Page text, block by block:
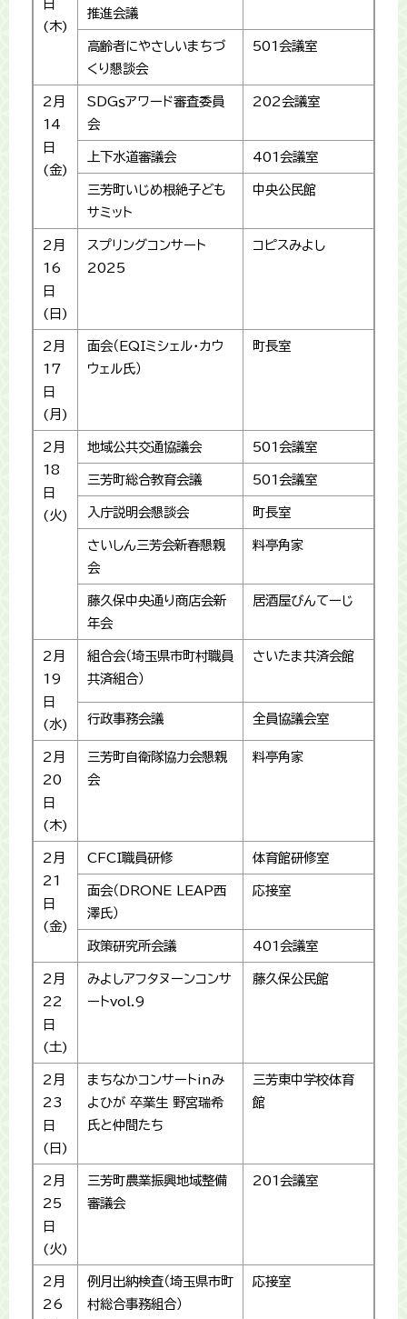
日
(木)
推進会議
高齢者にやさしいまちづ
くり懇談会
501会議室
2月
14
日
(金)
SDGｓアワード審査委員
会
202会議室
上下水道審議会 401会議室
三芳町いじめ根絶子ども
サミット
中央公民館
2月
16
日
(日)
スプリングコンサート
2025
コピスみよし
2月
17
日
(月)
面会（EQIミシェル・カウ
ウェル氏）
町長室
2月
18
日
(火)
地域公共交通協議会 501会議室
三芳町総合教育会議 501会議室
入庁説明会懇談会 町長室
さいしん三芳会新春懇親
会
料亭角家
藤久保中央通り商店会新
年会
居酒屋びんてーじ
2月
19
日
(水)
組合会（埼玉県市町村職員
共済組合）
さいたま共済会館
行政事務会議 全員協議会室
2月
20
日
(木)
三芳町自衛隊協力会懇親
会
料亭角家
2月
21
日
(金)
CFCI職員研修 体育館研修室
面会（DRONE LEAP西
澤氏）
応接室
政策研究所会議 401会議室
2月
22
日
(土)
みよしアフタヌーンコンサ
ートvol.9
藤久保公民館
2月
23
日
(日)
まちなかコンサートinみ
よひが 卒業生 野宮瑞希
氏と仲間たち
三芳東中学校体育
館
2月
25
日
(火)
三芳町農業振興地域整備
審議会
201会議室
2月
26
例月出納検査（埼玉県市町
村総合事務組合）
応接室